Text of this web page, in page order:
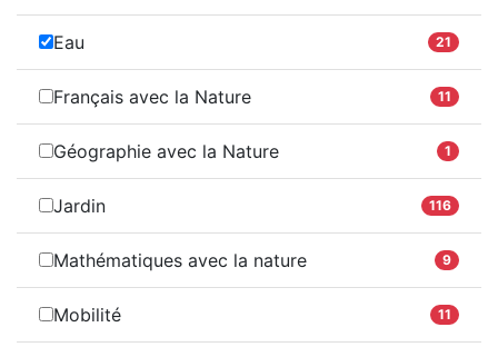
Eau 21
Français avec la Nature 11
Géographie avec la Nature 1
Jardin 116
Mathématiques avec la nature 9
Mobilité 11